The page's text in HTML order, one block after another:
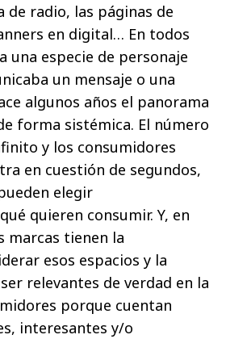
de radio, las páginas de
en digital… En todos
una especie de personaje
un mensaje o una
algunos años el panorama
forma sistémica. El número
y los consumidores
en cuestión de segundos,
elegir
quieren consumir. Y, en
marcas tienen la
esos espacios y la
relevantes de verdad en la
porque cuentan
interesantes y/o